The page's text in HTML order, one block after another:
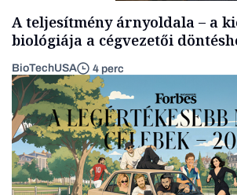
A teljesítmény árnyoldala – a
biológiája a cégvezetői
BioTechUSA 4 perc